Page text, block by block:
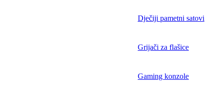
Dječiji pametni satovi
Grijači za flašice
Gaming konzole